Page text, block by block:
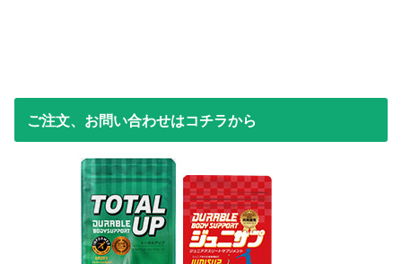
ご注文、お問い合わせはコチラから